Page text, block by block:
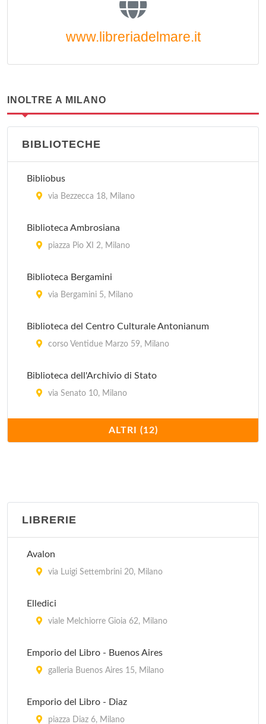
www.libreriadelmare.it
INOLTRE A MILANO
BIBLIOTECHE
Bibliobus
via Bezzecca 18, Milano
Biblioteca Ambrosiana
piazza Pio XI 2, Milano
Biblioteca Bergamini
via Bergamini 5, Milano
Biblioteca del Centro Culturale Antonianum
corso Ventidue Marzo 59, Milano
Biblioteca dell'Archivio di Stato
via Senato 10, Milano
Biblioteca Nazionale Braidense
via Brera 28, Milano
Biblioteca Vigentina
Centro di Documentazione Ebraica Contemporanea
Civica
Civica Emeroteca della Biblioteca d'Arte
ALTRI (12)
LIBRERIE
Avalon
via Luigi Settembrini 20, Milano
Elledici
viale Melchiorre Gioia 62, Milano
Emporio del Libro - Buenos Aires
galleria Buenos Aires 15, Milano
Emporio del Libro - Diaz
piazza Diaz 6, Milano